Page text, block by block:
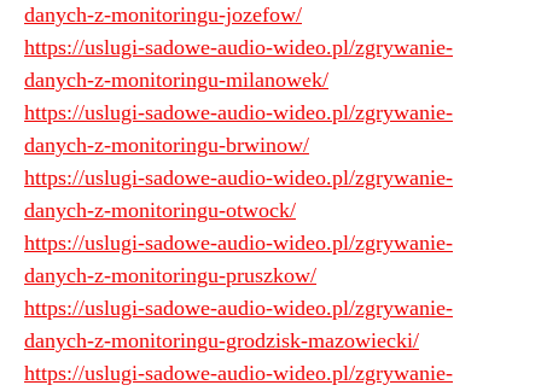
danych-z-monitoringu-jozefow/
https://uslugi-sadowe-audio-wideo.pl/zgrywanie-
danych-z-monitoringu-milanowek/
https://uslugi-sadowe-audio-wideo.pl/zgrywanie-
danych-z-monitoringu-brwinow/
https://uslugi-sadowe-audio-wideo.pl/zgrywanie-
danych-z-monitoringu-otwock/
https://uslugi-sadowe-audio-wideo.pl/zgrywanie-
danych-z-monitoringu-pruszkow/
https://uslugi-sadowe-audio-wideo.pl/zgrywanie-
danych-z-monitoringu-grodzisk-mazowiecki/
https://uslugi-sadowe-audio-wideo.pl/zgrywanie-